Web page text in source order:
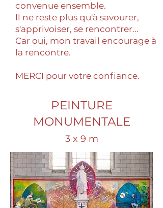
convenue ensemble.
Il ne reste plus qu'à savourer,
s'apprivoiser, se rencontrer...
Car oui, mon travail encourage à
la rencontre.
MERCI pour votre confiance.
PEINTURE
MONUMENTALE
3 x 9 m